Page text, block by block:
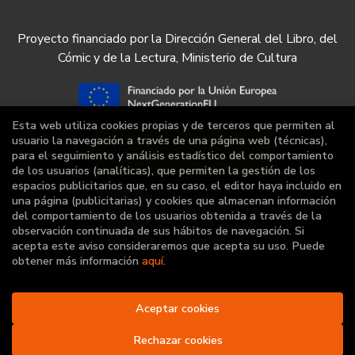
Proyecto financiado por la Dirección General del Libro, del
Cómic y de la Lectura, Ministerio de Cultura
Librería Deportiva. Todos los Derechos
Esta web utiliza cookies propias y de terceros que permiten al
usuario la navegación a través de una página web (técnicas),
para el seguimiento y análisis estadístico del comportamiento
de los usuarios (analíticas), que permiten la gestión de los
espacios publicitarios que, en su caso, el editor haya incluido en
una página (publicitarias) y cookies que almacenan información
del comportamiento de los usuarios obtenida a través de la
observación continuada de sus hábitos de navegación. Si
acepta este aviso consideraremos que acepta su uso. Puede
obtener más información aquí.
Rechazar cookies
Aceptar cookies